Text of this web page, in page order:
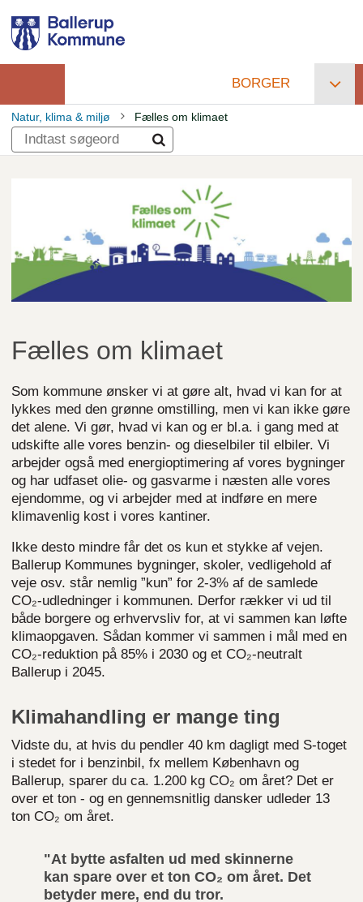
hovedindhold
Primær
navigation
BORGER
Brødkrumme
Natur, klima & miljø Fælles om klimaet
Fælles om klimaet
Som kommune ønsker vi at gøre alt, hvad vi kan for at
lykkes med den grønne omstilling, men vi kan ikke gøre
det alene. Vi gør, hvad vi kan og er bl.a. i gang med at
udskifte alle vores benzin- og dieselbiler til elbiler. Vi
arbejder også med energioptimering af vores bygninger
og har udfaset olie- og gasvarme i næsten alle vores
ejendomme, og vi arbejder med at indføre en mere
klimavenlig kost i vores kantiner.
Ikke desto mindre får det os kun et stykke af vejen.
Ballerup Kommunes bygninger, skoler, vedligehold af
veje osv. står nemlig ”kun” for 2-3% af de samlede
CO₂-udledninger i kommunen. Derfor rækker vi ud til
både borgere og erhvervsliv for, at vi sammen kan løfte
klimaopgaven. Sådan kommer vi sammen i mål med en
CO₂-reduktion på 85% i 2030 og et CO₂-neutralt
Ballerup i 2045.
Klimahandling er mange ting
Vidste du, at hvis du pendler 40 km dagligt med S-toget
i stedet for i benzinbil, fx mellem København og
Ballerup, sparer du ca. 1.200 kg CO₂ om året? Det er
over et ton - og en gennemsnitlig dansker udleder 13
ton CO₂ om året.
"At bytte asfalten ud med skinnerne
kan spare over et ton CO₂ om året. Det
betyder mere, end du tror.